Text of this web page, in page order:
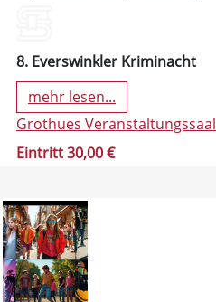
8. Everswinkler Kriminacht
mehr lesen...
Grothues Veranstaltungssaal
Eintritt 30,00 €